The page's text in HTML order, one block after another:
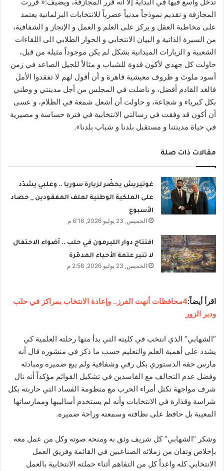
المجازفة و تقديم نموذجاً مدنياً عصرياً للانتخابات البرلمانية يعتمد
على مخاطبة العقل و يركز على العلم و العمل و الإنجاز و الشفافية،
من السيرة الذاتية و البيان الانتخابي و الحوار الطلابي الى اللقاءات
الشعبية و الزيارات الميدانية بشكل لم يكن موجوداً مثيله من قبل،
حاولت كل جهدي لأكون قدوة للشباب و مثالاً للجيل الصاعد في زمن
أسود ملوث و ظروف معيشية قاهرة و أن أقول لهم لا تفقدوا الأمل
فالغد القادم أفضل، و ناضلت في المجلس من أجل مدينتي و وطني
بكل كبرياء و شجاعة، و حاولت أن أشعل شمعة في الظلام، و عسى
أن أكون قد وفقت في رسالتي الانتخابية في فترة حساسة و مصيرية
في حياة مدينتنا و مستقبل بلدنا و شباب بلدنا».
مقالات ذات صلة
غوتيريش يحضّر لزيارة سوريا .. وعلبي يشدّد
على الملكية الوطنية لملف المفقودين _ حصاد
الأسبوع
الخميس, 23 يوليو 2026, 6:16 م
افتتاح دوار الليرمون في حلب .. أضواء الاحتفال
لا تنير عتمة الأحياء المدمّرة
الخميس, 23 يوليو 2026, 2:58 م
اقرأ أيضاً: 4محافظات أنهت الفرز.. وإعادة الانتخاب بمراكز في حلب
ودير الزور
“الشهابي” الذي انتخب في كليته التي بدأ منها رحلته العلمية كي
يشدد على أهمية العلم والتعليم حسب ما ذكر في منشوره قال أنه
مارس حقه الدستوري بكل رقي وشفافية ولم يبع ضميره ومبادئه
وفضل عدم التحالف مع الفاسدين في تشكيل القوائم مؤكداً أنه نال
شرف مواجهة تكتل أمراء الحرب مع منظومة الفساد التي حاربته بكل
شراسة وقذارة في الانتخابات وأنه لم يستخدم أساليبها وممارساتها
المعيبة بل حافظ على نظافته وسمعته وراحة ضميره.
وشكر “الشهابي” كل شريف وثق به ومنحه صوته وكل من عمل معه
بإخلاص وتفان من زملائه الصناعيين في القائمة وفريق العمل
الانتخابي كله واعداً كل من التقاهم أثناء حملته الانتخابية بالعمل